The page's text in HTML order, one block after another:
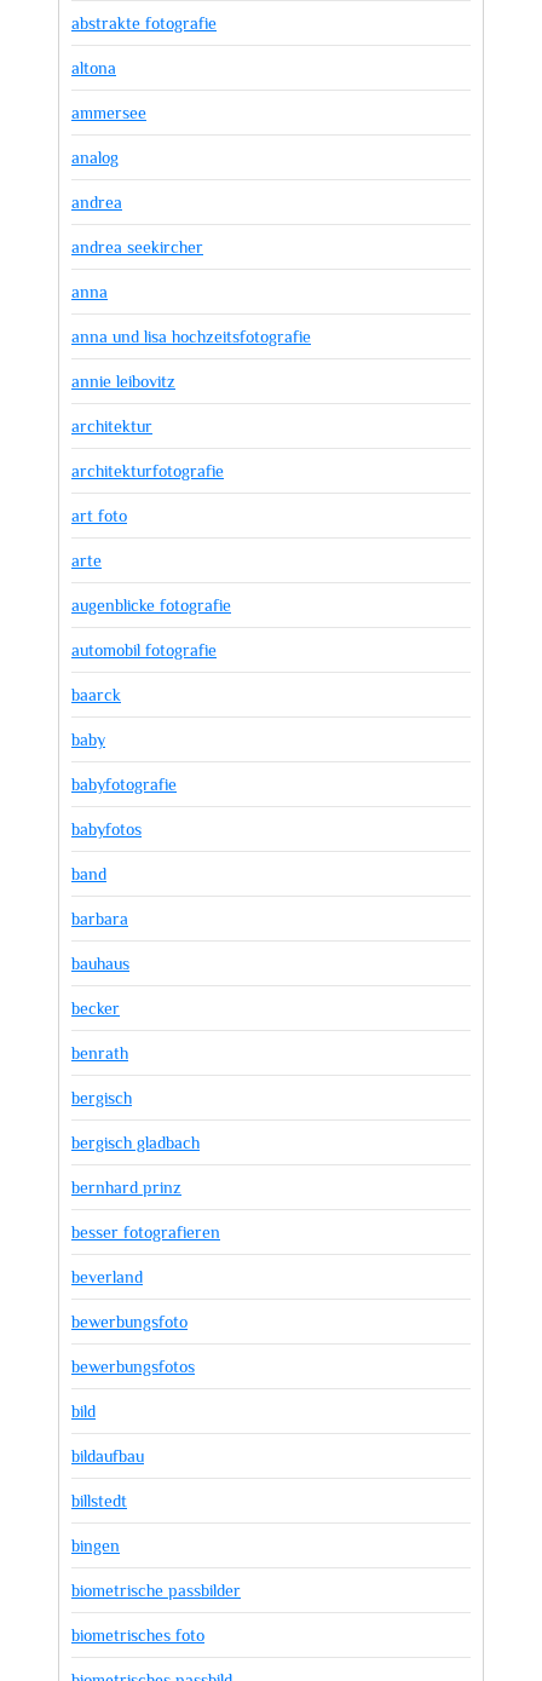
abstrakte fotografie
altona
ammersee
analog
andrea
andrea seekircher
anna
anna und lisa hochzeitsfotografie
annie leibovitz
architektur
architekturfotografie
art foto
arte
augenblicke fotografie
automobil fotografie
baarck
baby
babyfotografie
babyfotos
band
barbara
bauhaus
becker
benrath
bergisch
bergisch gladbach
bernhard prinz
besser fotografieren
beverland
bewerbungsfoto
bewerbungsfotos
bild
bildaufbau
billstedt
bingen
biometrische passbilder
biometrisches foto